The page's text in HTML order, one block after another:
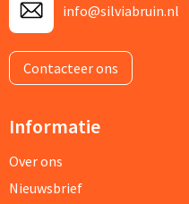
info@silviabruin.nl
Contacteer ons
Informatie
Over ons
Nieuwsbrief